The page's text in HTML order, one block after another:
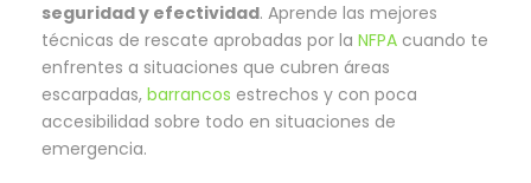
seguridad y efectividad. Aprende las mejores
técnicas de rescate aprobadas por la NFPA cuando te
enfrentes a situaciones que cubren áreas
escarpadas, barrancos estrechos y con poca
accesibilidad sobre todo en situaciones de
emergencia.